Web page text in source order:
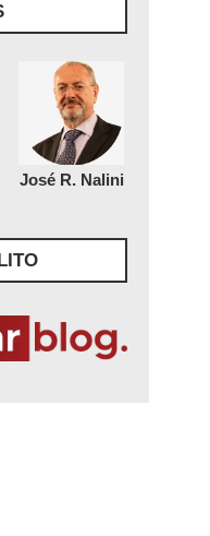
José R. Nalini